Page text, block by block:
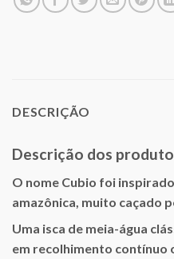
DESCRIÇÃO
Descrição dos
O nome Cubio foi
amazônica, muito caçado
Uma isca de meia-água
em recolhimento contínuo